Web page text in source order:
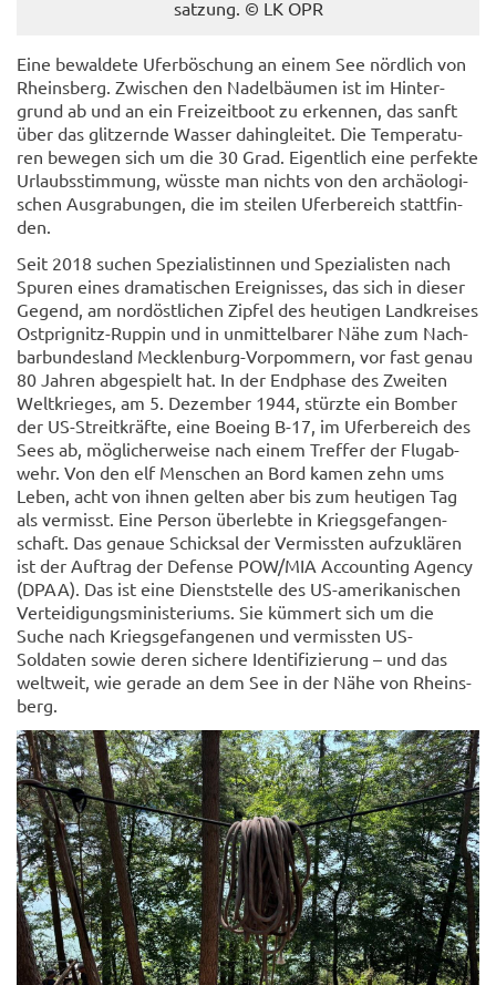
sat­zung. © LK OPR
Eine be­wal­de­te Ufer­bö­schung an einem See nörd­lich von
Rheins­berg. Zwi­schen den Na­del­bäu­men ist im Hin­ter­
grund ab und an ein Frei­zeit­boot zu er­ken­nen, das sanft
über das glit­zern­de Was­ser da­hin­glei­tet. Die Tem­pe­ra­tu­
ren be­we­gen sich um die 30 Grad. Ei­gent­lich eine per­fek­te
Ur­laubs­stim­mung, wüss­te man nichts von den ar­chäo­lo­gi­
schen Aus­gra­bun­gen, die im stei­len Ufer­be­reich statt­fin­
den.
Seit 2018 su­chen Spe­zia­lis­tin­nen und Spe­zia­lis­ten nach
Spu­ren eines dra­ma­ti­schen Er­eig­nis­ses, das sich in die­ser
Ge­gend, am nord­öst­li­chen Zip­fel des heu­ti­gen Land­krei­ses
Ostprignitz-​Ruppin und in un­mit­tel­ba­rer Nähe zum Nach­
bar­bun­des­land Mecklenburg-​Vorpommern, vor fast genau
80 Jah­ren ab­ge­spielt hat. In der End­pha­se des Zwei­ten
Welt­krie­ges, am 5. De­zem­ber 1944, stürz­te ein Bom­ber
der US-​Streitkräfte, eine Boe­ing B-17, im Ufer­be­reich des
Sees ab, mög­li­cher­wei­se nach einem Tref­fer der Flug­ab­
wehr. Von den elf Men­schen an Bord kamen zehn ums
Leben, acht von ihnen gel­ten aber bis zum heu­ti­gen Tag
als ver­misst. Eine Per­son über­leb­te in Kriegs­ge­fan­gen­
schaft. Das ge­naue Schick­sal der Ver­miss­ten auf­zu­klä­ren
ist der Auf­trag der De­fen­se POW/MIA Ac­coun­ting Agen­cy
(DPAA). Das ist eine Dienst­stel­le des US-​amerikanischen
Ver­tei­di­gungs­mi­nis­te­ri­ums. Sie küm­mert sich um die
Suche nach Kriegs­ge­fan­ge­nen und ver­miss­ten US-​
Soldaten sowie deren si­che­re Iden­ti­fi­zie­rung – und das
welt­weit, wie ge­ra­de an dem See in der Nähe von Rheins­
berg.